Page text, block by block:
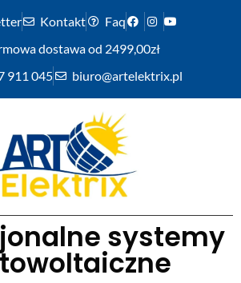
Kontakt
Faq
dostawa od 2499,00zł
911 045
biuro@artelektrix.pl
systemy